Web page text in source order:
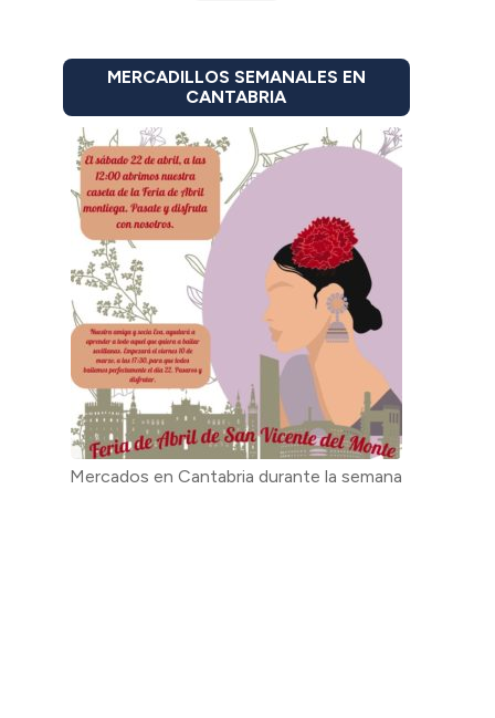
MERCADILLOS SEMANALES EN
CANTABRIA
Mercados en Cantabria durante la semana